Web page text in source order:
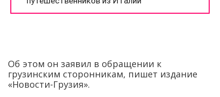
Об этом он заявил в обращении к
грузинским сторонникам, пишет издание
«Новости-Грузия».